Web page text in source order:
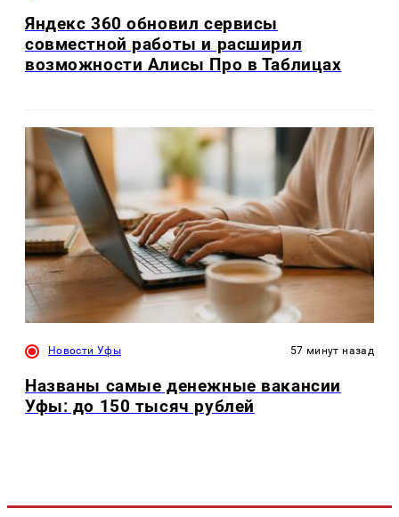
Яндекс 360 обновил сервисы
совместной работы и расширил
возможности Алисы Про в Таблицах
Новости Уфы 57 минут назад
Названы самые денежные вакансии
Уфы: до 150 тысяч рублей